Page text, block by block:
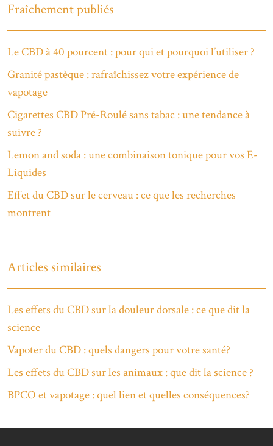
Fraîchement publiés
Le CBD à 40 pourcent : pour qui et pourquoi l’utiliser ?
Granité pastèque : rafraîchissez votre expérience de
vapotage
Cigarettes CBD Pré-Roulé sans tabac : une tendance à
suivre ?
Lemon and soda : une combinaison tonique pour vos E-
Liquides
Effet du CBD sur le cerveau : ce que les recherches
montrent
Articles similaires
Les effets du CBD sur la douleur dorsale : ce que dit la
science
Vapoter du CBD : quels dangers pour votre santé?
Les effets du CBD sur les animaux : que dit la science ?
BPCO et vapotage : quel lien et quelles conséquences?